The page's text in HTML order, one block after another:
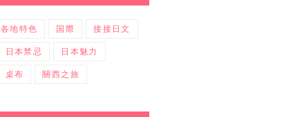
各地特色 国際 接接日文
日本禁忌 日本魅力
桌布 關西之旅